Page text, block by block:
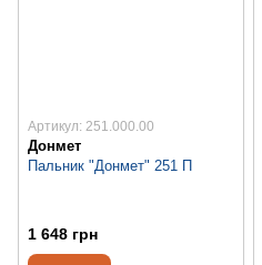
Артикул: 251.000.00
Донмет
Пальник "Донмет" 251 П
1 648 грн